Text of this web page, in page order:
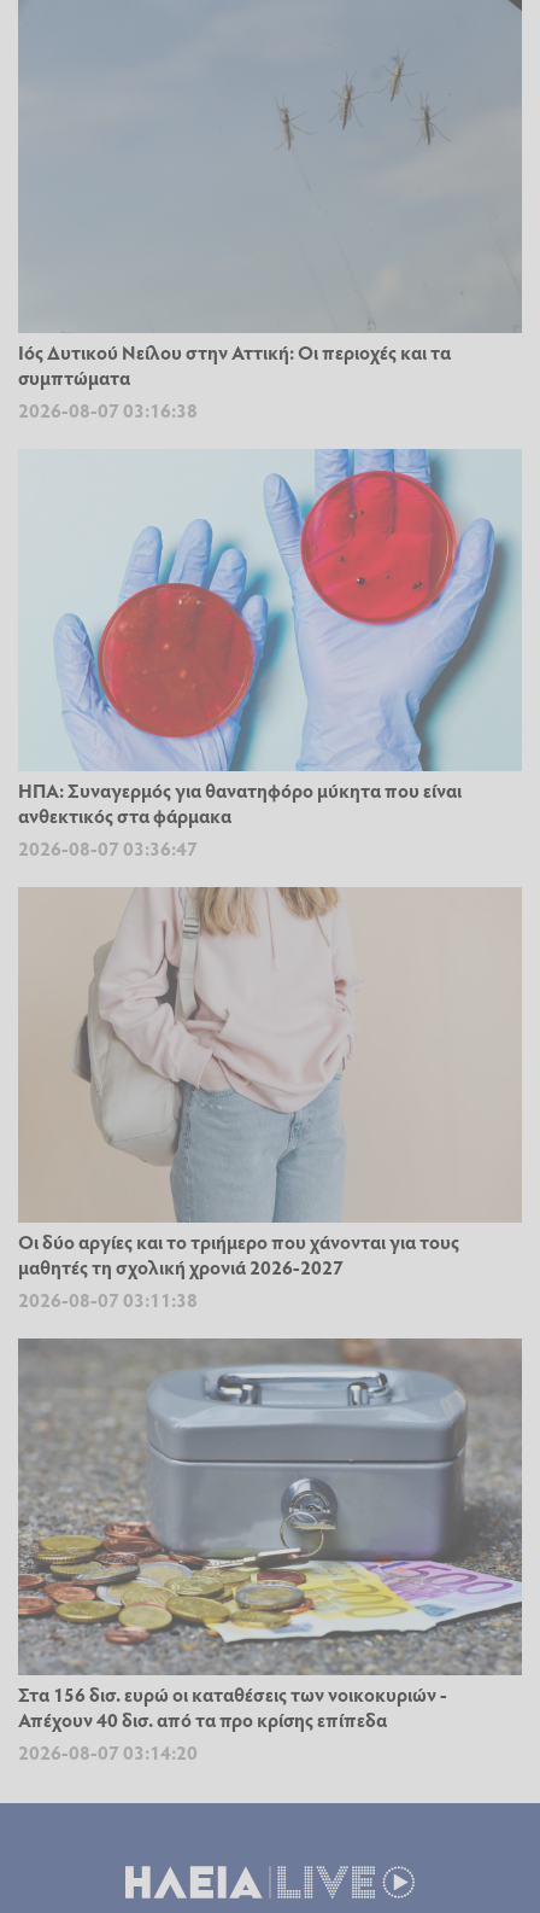
Ιός Δυτικού Νείλου στην Αττική: Οι περιοχές και τα
συμπτώματα
2026-08-07 03:16:38
ΗΠΑ: Συναγερμός για θανατηφόρο μύκητα που είναι
ανθεκτικός στα φάρμακα
2026-08-07 03:36:47
Οι δύο αργίες και το τριήμερο που χάνονται για τους
μαθητές τη σχολική χρονιά 2026-2027
2026-08-07 03:11:38
Στα 156 δισ. ευρώ οι καταθέσεις των νοικοκυριών -
Απέχουν 40 δισ. από τα προ κρίσης επίπεδα
2026-08-07 03:14:20